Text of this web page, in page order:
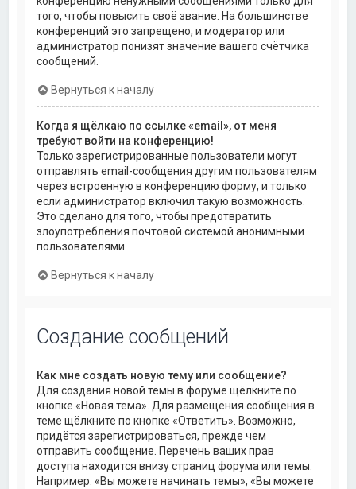
того, чтобы повысить своё звание. На большинстве
конференций это запрещено, и модератор или
администратор понизят значение вашего счётчика
сообщений.
Вернуться к началу
Когда я щёлкаю по ссылке «email», от меня
требуют войти на конференцию!
Только зарегистрированные пользователи могут
отправлять email-сообщения другим пользователям
через встроенную в конференцию форму, и только
если администратор включил такую возможность.
Это сделано для того, чтобы предотвратить
злоупотребления почтовой системой анонимными
пользователями.
Вернуться к началу
Создание сообщений
Как мне создать новую тему или сообщение?
Для создания новой темы в форуме щёлкните по
кнопке «Новая тема». Для размещения сообщения в
теме щёлкните по кнопке «Ответить». Возможно,
придётся зарегистрироваться, прежде чем
отправить сообщение. Перечень ваших прав
доступа находится внизу страниц форума или темы.
Например: «Вы можете начинать темы», «Вы можете